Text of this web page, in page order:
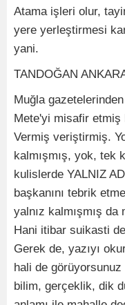
Atama işleri olur,
yere yerleştirmesi
yani.
TANDOĞAN
Muğla
Mete'yi misafir etmiş
Vermiş veriştirmiş.
kalmışmış, yok, tek
kulislerde YALNIZ
başkanını tebrik
yalnız kalmışmış da
Hani itibar suikasti
Gerek de, yazıyı
hali de
bilim, gerçeklik, dik